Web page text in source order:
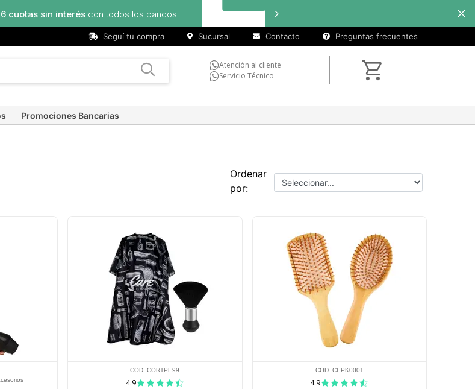
6 cuotas sin interés con todos los bancos
Seguí tu compra Sucursal Contacto Preguntas frecuentes
Atención al cliente
Servicio Técnico
Promociones Bancarias
Ordenar
por:
COD. CORTPE99
4.9
COD. CEPK0001
4.9